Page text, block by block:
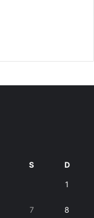
S D
1
7 8